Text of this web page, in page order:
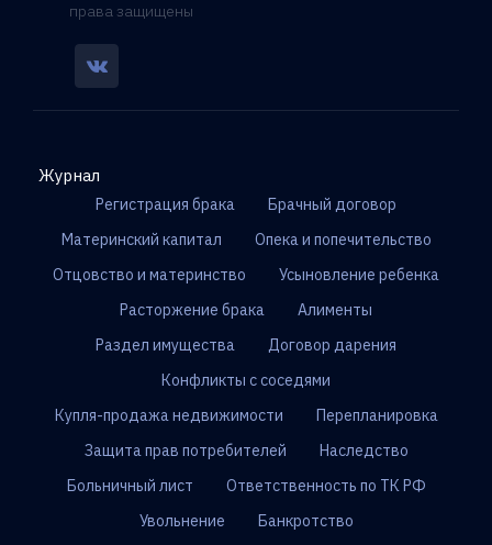
права защищены
Журнал
Регистрация брака
Брачный договор
Материнский капитал
Опека и попечительство
Отцовство и материнство
Усыновление ребенка
Расторжение брака
Алименты
Раздел имущества
Договор дарения
Конфликты с соседями
Купля-продажа недвижимости
Перепланировка
Защита прав потребителей
Наследство
Больничный лист
Ответственность по ТК РФ
Увольнение
Банкротство